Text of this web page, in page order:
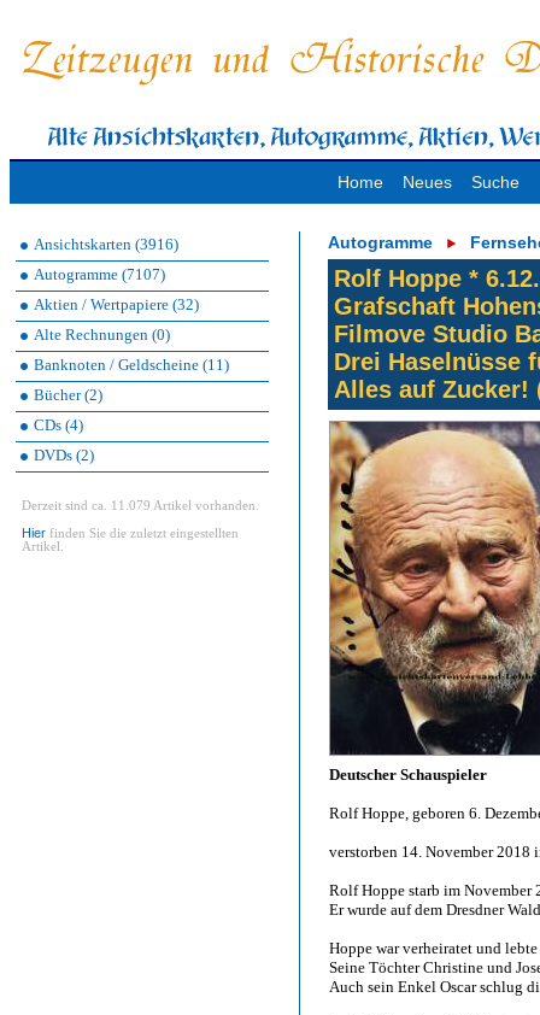
Home Neues Suche
Ansichtskarten (3916)
Autogramme (7107)
Aktien / Wertpapiere (32)
Alte Rechnungen (0)
Banknoten / Geldscheine (11)
Bücher (2)
CDs (4)
DVDs (2)
Derzeit sind ca. 11.079 Artikel vorhanden.
Hier finden Sie die zuletzt eingestellten
Artikel.
Autogramme
Rolf Hoppe *
Grafschaft
Filmove Studio
Drei Haselnüsse
Alles auf Zucker!
Deutscher Schauspieler
Rolf Hoppe, geboren 6.
verstorben 14. November 2018
Rolf Hoppe starb im November
Er wurde auf dem Dresdner
Hoppe war verheiratet und
Seine Töchter Christine und
Auch sein Enkel Oscar schlug